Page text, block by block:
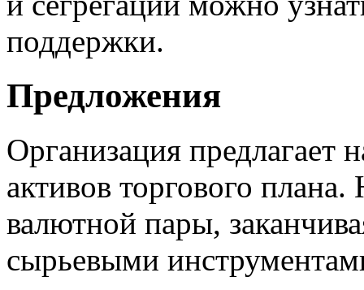
поддержки.
Предложения
Организация предлагает
активов торгового
валютной пары,
сырьевыми